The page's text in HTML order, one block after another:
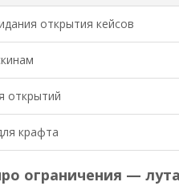
открытия кейсов
открытий
крафта
ограничения —